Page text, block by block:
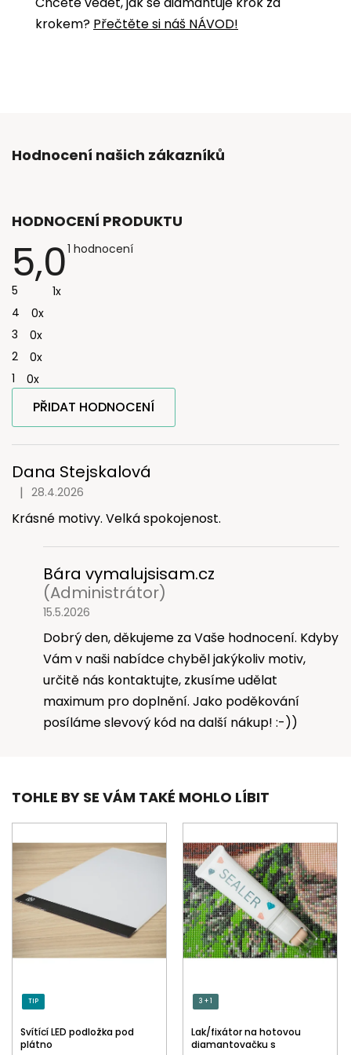
krokem? Přečtěte si náš NÁVOD!
Hodnocení našich zákazníků
HODNOCENÍ PRODUKTU
5,0Průměrné
1 hodnocení
5
1x
4
0x
3
0x
2
0x
1
0x
PŘIDAT HODNOCENÍ
ý
p
h
Dana Stejskalová
Hodnocení produktu je 5 z 5 hvězdiček.
| 28.4.2026
Krásné motivy. Velká spokojenost.
Bára vymalujsisam.cz
(Administrátor)
15.5.2026
Dobrý den, děkujeme za Vaše hodnocení. Kdyby
Vám v naši nabídce chyběl jakýkoliv motiv,
určitě nás kontaktujte, zkusíme udělat
maximum pro doplnění. Jako poděkování
posíláme slevový kód na další nákup! :-))
TOHLE BY SE VÁM TAKÉ MOHLO LÍBIT
TIP
Svítící LED podložka pod
plátno
3 + 1
Lak/fixátor na hotovou
diamantovačku s